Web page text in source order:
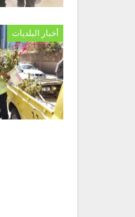
أخبار البلديات